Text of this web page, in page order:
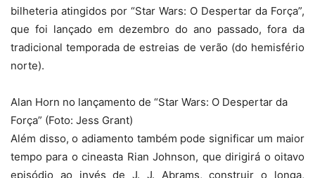
bilheteria atingidos por “Star Wars: O Despertar da Força”,
que foi lançado em dezembro do ano passado, fora da
tradicional temporada de estreias de verão (do hemisfério
norte).
Alan Horn no lançamento de “Star Wars: O Despertar da
Força” (Foto: Jess Grant)
Além disso, o adiamento também pode significar um maior
tempo para o cineasta Rian Johnson, que dirigirá o oitavo
episódio ao invés de J. J. Abrams, construir o longa,